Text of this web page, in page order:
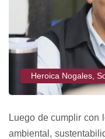
Heroica Nogales,
Luego de cumplir con
ambiental,